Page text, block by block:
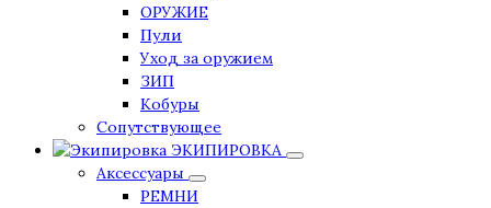
ОРУЖИЕ
Пули
Уход за оружием
ЗИП
Кобуры
Сопутствующее
ЭКИПИРОВКА
Аксессуары
РЕМНИ